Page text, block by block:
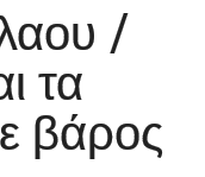
/
τα
βάρος